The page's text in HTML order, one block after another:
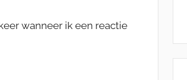
wanneer ik een reactie